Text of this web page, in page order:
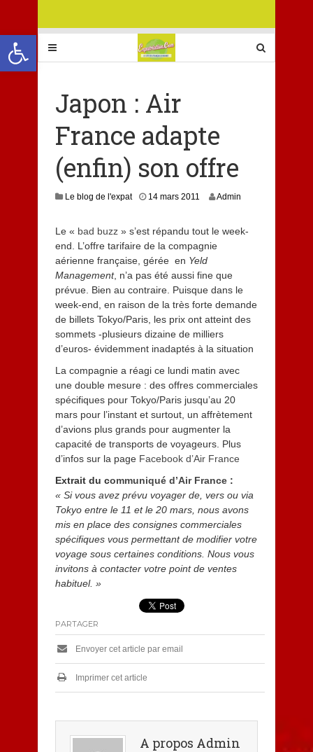
Ouvrir la barre d’outils
Japon : Air
France adapte
(enfin) son offre
Le blog de l'expat 14 mars 2011 Admin
Le « bad buzz» s’est répandu tout le week-
end. L’offre tarifaire de la compagnie
aérienne française, gérée en Yeld
Management, n’a pas été aussi fine que
prévue. Bien au contraire. Puisque dans le
week-end, en raison de la très forte demande
de billets Tokyo/Paris, les prix ont atteint des
sommets -plusieurs dizaine de milliers
d’euros- évidemment inadaptés à la situation
La compagnie a réagi ce lundi matin avec
une double mesure : des offres commerciales
spécifiques pour Tokyo/Paris jusqu’au 20
mars pour l’instant et surtout, un affrètement
d’avions plus grands pour augmenter la
capacité de transports de voyageurs. Plus
d’infos sur la pageFacebook d’Air France
Extrait du communiqué d’Air France:
« Si vous avez prévu voyager de, vers ou via
Tokyo entre le 11 et le 20 mars, nous avons
mis en place des consignes commerciales
spécifiques vous permettant de modifier votre
voyage sous certaines conditions. Nous vous
invitons à contacter votre point de ventes
habituel. »
PARTAGER
Envoyer cet article par email
Imprimer cet article
A propos Admin